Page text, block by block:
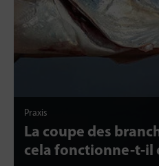
Praxis
La coupe des
cela fonctionne-t-il